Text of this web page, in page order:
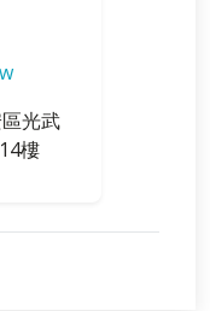
光武
樓